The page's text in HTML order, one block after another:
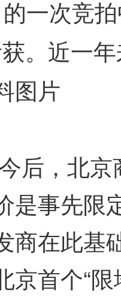
一次竞
。近一
图片
，北京
是事先限
商在此基
京首个“